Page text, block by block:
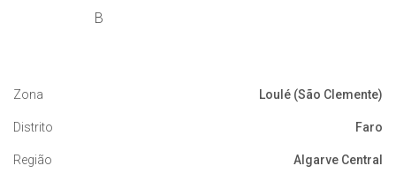
B
Zona Loulé (São Clemente)
Distrito Faro
Região Algarve Central